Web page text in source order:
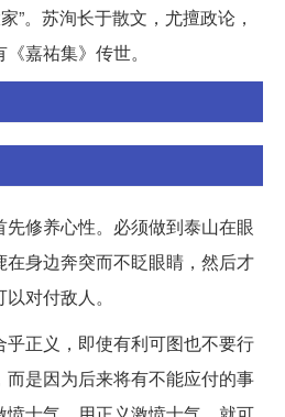
”。苏洵长于散文，尤擅政论，
嘉祐集》传世。
修养心性。必须做到泰山在眼
身边奔突而不眨眼睛，然后才
对付敌人。
正义，即使有利可图也不要行
是因为后来将有不能应付的事